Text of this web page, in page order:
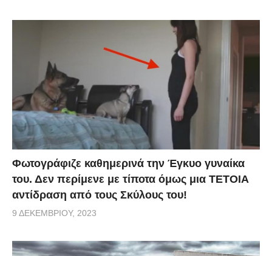
Φωτογράφιζε καθημερινά την Έγκυο γυναίκα
του. Δεν περίμενε με τίποτα όμως μια ΤΕΤΟΙΑ
αντίδραση από τους Σκύλους του!
9 ΔΕΚΕΜΒΡΊΟΥ, 2023